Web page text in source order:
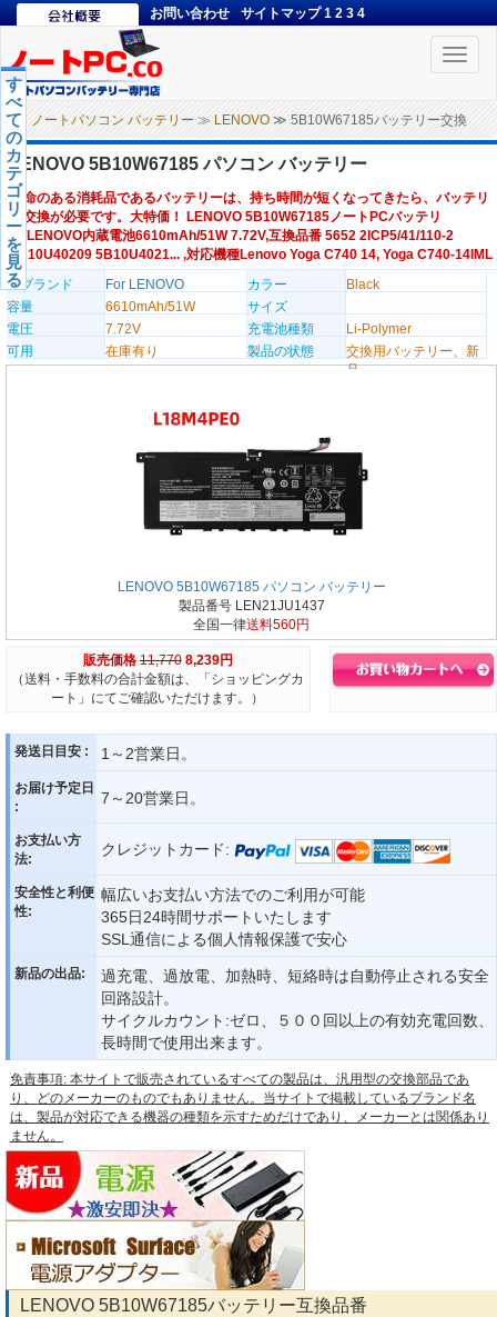
お問い合わせ サイトマップ 1 2 3 4
Toggle
ノートパソコン バッテリー ≫ LENOVO ≫ 5B10W67185バッテリー交換
す
べ
て
の
カ
テ
ゴ
リ
ー
を
見
る
LENOVO 5B10W67185 パソコン バッテリー
寿命のある消耗品であるバッテリーは、持ち時間が短くなってきたら、バッテリ
ー交換が必要です。大特価！ LENOVO 5B10W67185ノートPCバッテリ
ー,LENOVO内蔵電池6610mAh/51W 7.72V,互換品番 5652 2ICP5/41/110-2
5B10U40209 5B10U4021... ,対応機種Lenovo Yoga C740 14, Yoga C740-14IML
のブランド
For LENOVO カラー
Black
容量
6610mAh/51W
サイズ
電圧
7.72V 充電池種類
Li-Polymer
可用
在庫有り 製品の状態
交換用バッテリー、新
品
LENOVO 5B10W67185 パソコン バッテリー
製品番号 LEN21JU1437
全国一律送料560円
販売価格 11,770 8,239円
（送料・手数料の合計金額は、「ショッピングカ
ート」にてご確認いただけます。）
発送日目安 : 1～2営業日。
お届け予定日
:
7～20営業日。
お支払い方
法:
クレジットカード:
安全性と利便
性:
幅広いお支払い方法でのご利用が可能
365日24時間サポートいたします
SSL通信による個人情報保護で安心
新品の出品:
過充電、過放電、加熱時、短絡時は自動停止される安全
回路設計。
サイクルカウント:ゼロ、５００回以上の有効充電回数、
長時間で使用出来ます。
免責事項: 本サイトで販売されているすべての製品は、汎用型の交換部品であ
り、どのメーカーのものでもありません。当サイトで掲載しているブランド名
は、製品が対応できる機器の種類を示すためだけであり、メーカーとは関係あり
ません。
LENOVO 5B10W67185バッテリー互換品番